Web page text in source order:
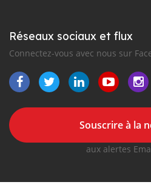
Réseaux sociaux et flux
Connectez-vous avec nous sur
Souscrire à la
aux alertes